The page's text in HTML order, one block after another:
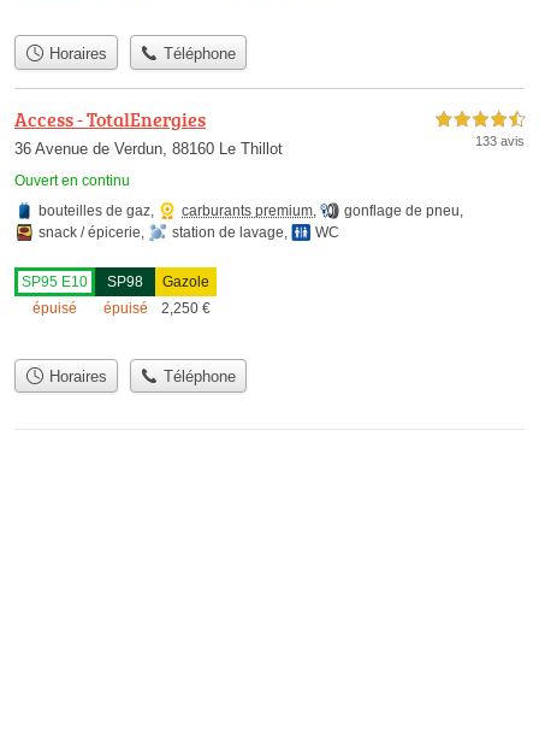
Horaires Téléphone
Access - TotalEnergies
36 Avenue de Verdun, 88160 Le Thillot
Ouvert en continu
4,5 étoiles sur 5
133 avis
bouteilles de gaz carburants premium gonflage de pneu
snack / épicerie
station de lavage WC
SP95 E10
épuisé
SP98
épuisé
Gazole
2,250 €
Horaires Téléphone